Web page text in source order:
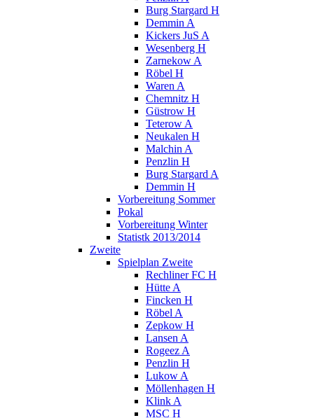
Burg Stargard H
Demmin A
Kickers JuS A
Wesenberg H
Zarnekow A
Röbel H
Waren A
Chemnitz H
Güstrow H
Teterow A
Neukalen H
Malchin A
Penzlin H
Burg Stargard A
Demmin H
Vorbereitung Sommer
Pokal
Vorbereitung Winter
Statistk 2013/2014
Zweite
Spielplan Zweite
Rechliner FC H
Hütte A
Fincken H
Röbel A
Zepkow H
Lansen A
Rogeez A
Penzlin H
Lukow A
Möllenhagen H
Klink A
MSC H